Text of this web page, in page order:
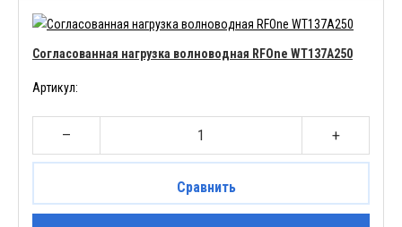
Согласованная нагрузка волноводная RFOne WT137A250
Артикул:
– +
Сравнить